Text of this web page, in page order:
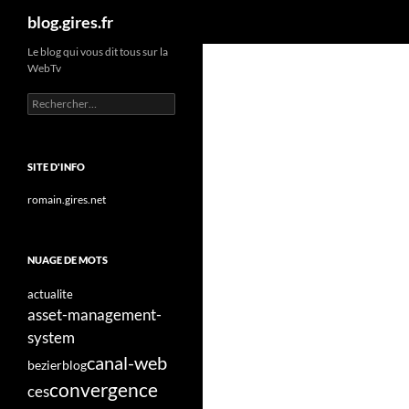
Aller
contenu
blog.gires.fr
Le blog qui vous dit tous sur la
WebTv
Rechercher :
SITE D'INFO
romain.gires.net
NUAGE DE MOTS
actualite
asset-management-
system
bezierblogcanal-web
cesconvergence